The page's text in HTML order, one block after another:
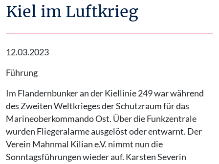
Kiel im Luftkrieg
12.03.2023
Führung
Im Flandernbunker an der Kiellinie 249 war während
des Zweiten Weltkrieges der Schutzraum für das
Marineoberkommando Ost. Über die Funkzentrale
wurden Fliegeralarme ausgelöst oder entwarnt. Der
Verein Mahnmal Kilian e.V. nimmt nun die
Sonntagsführungen wieder auf. Karsten Severin